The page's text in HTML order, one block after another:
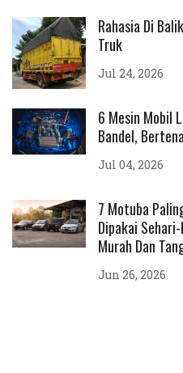
Rahasia Di
Truk
Jul 24, 2026
6 Mesin Mobil
Bandel,
Jul 04, 2026
7 Motuba
Dipakai
Murah Dan
Jun 26, 2026